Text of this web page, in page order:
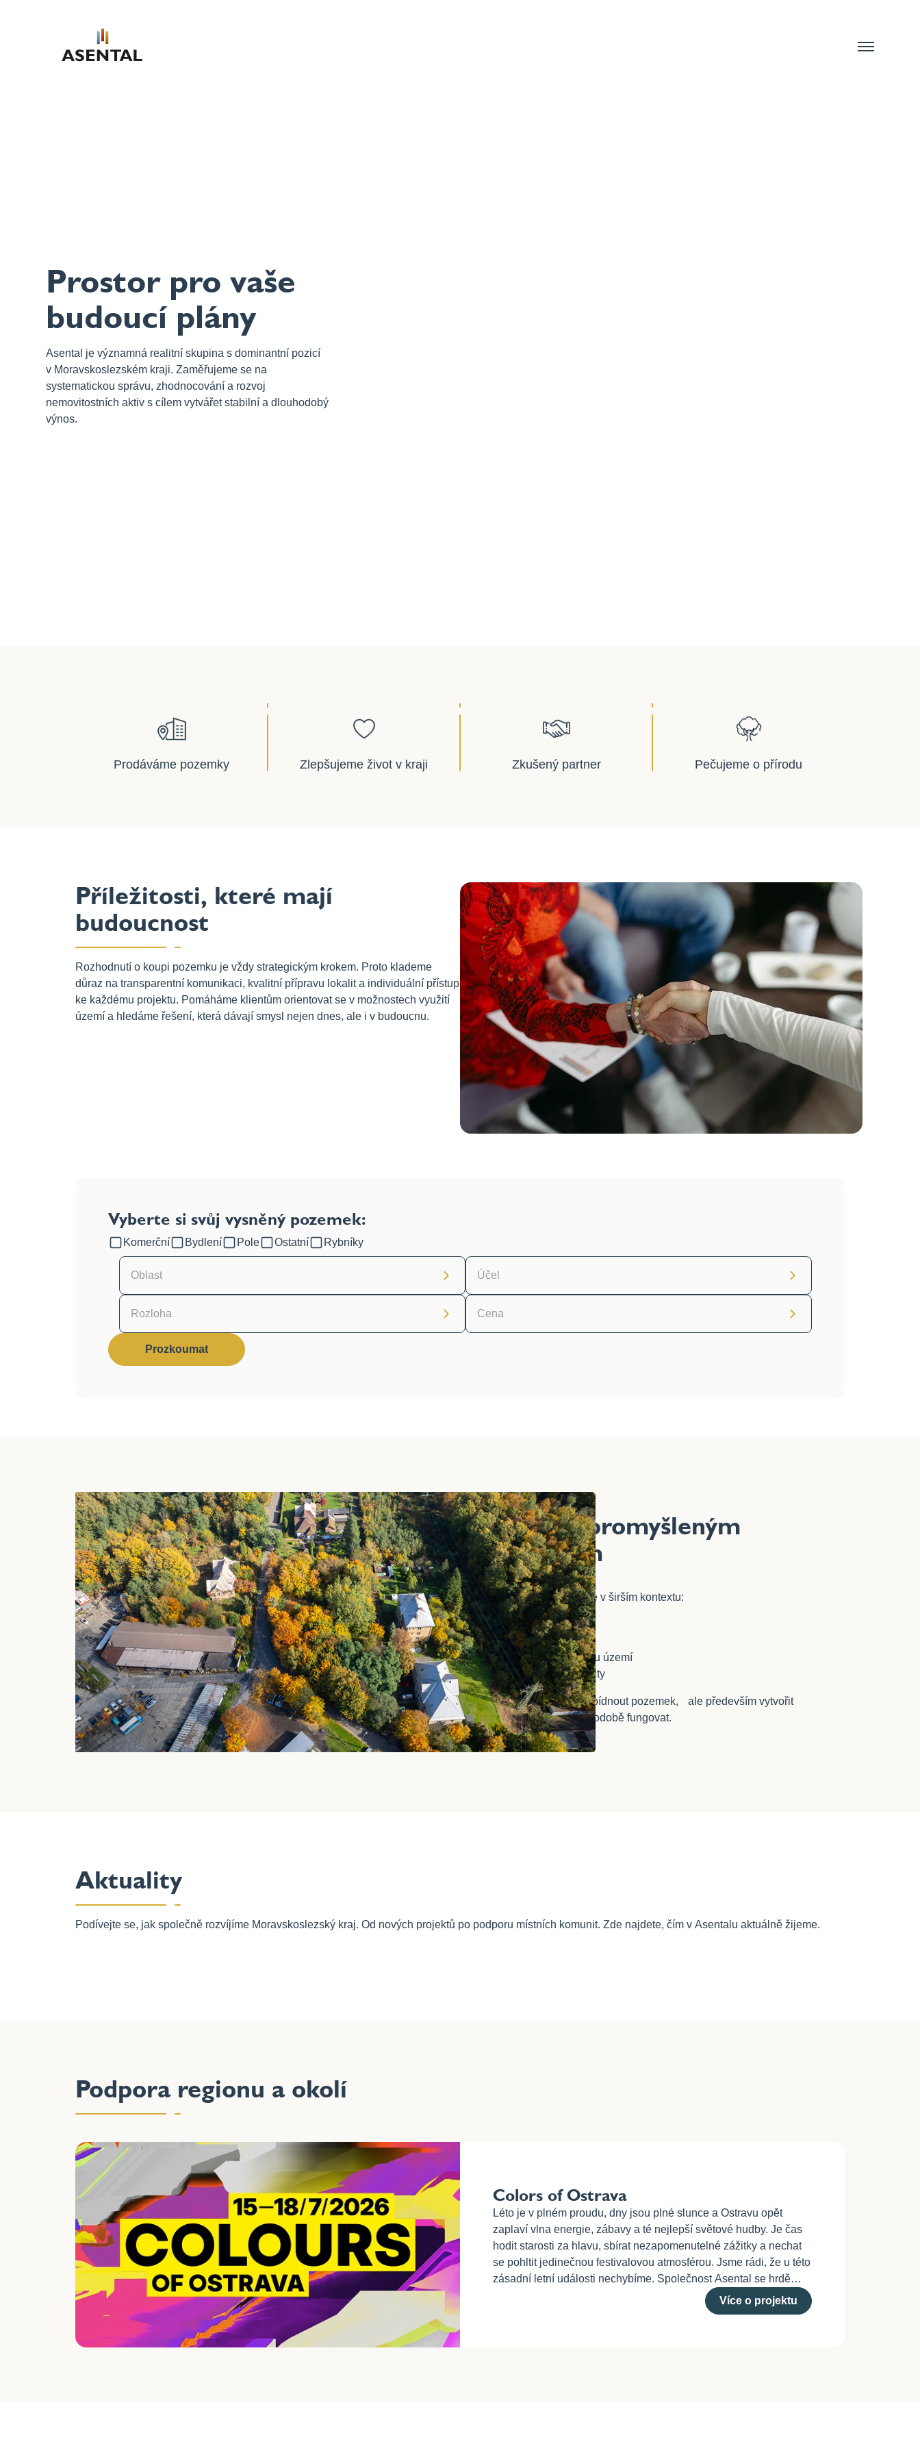
Vyhledávání
Prostor pro vaše
budoucí plány
Asental je významná realitní skupina s dominantní pozicí
v Moravskoslezském kraji. Zaměřujeme se na
systematickou správu, zhodnocování a rozvoj
nemovitostních aktiv s cílem vytvářet stabilní a dlouhodobý
výnos.
Prodáváme pozemky Zlepšujeme život v kraji Zkušený partner Pečujeme o přírodu
Příležitosti, které mají
budoucnost
Rozhodnutí o koupi pozemku je vždy strategickým krokem. Proto klademe
důraz na transparentní komunikaci, kvalitní přípravu lokalit a individuální přístup
ke každému projektu. Pomáháme klientům orientovat se v možnostech využití
území a hledáme řešení, která dávají smysl nejen dnes, ale i v budoucnu.
Vyberte si svůj vysněný pozemek:
Komerční Bydlení Pole Ostatní Rybníky
Oblast Účel
Rozloha Cena
Prozkoumat
Pozemky s promyšleným
potenciálem
Každou lokalitu posuzujeme v širším kontextu:
dopravní dostupnosti
infrastruktury
rozvojového potenciálu území
budoucí hodnoty lokality
Naším cílem není pouze nabídnout pozemek, ale především vytvořit
příležitost, která bude dlouhodobě fungovat.
Aktuality
Podívejte se, jak společně rozvíjíme Moravskoslezský kraj. Od nových projektů po podporu místních komunit. Zde najdete, čím v Asentalu aktuálně žijeme.
Podpora regionu a okolí
Colors of Ostrava
Léto je v plném proudu, dny jsou plné slunce a Ostravu opět
zaplaví vlna energie, zábavy a té nejlepší světové hudby. Je čas
hodit starosti za hlavu, sbírat nezapomenutelné zážitky a nechat
se pohltit jedinečnou festivalovou atmosférou. Jsme rádi, že u této
zásadní letní události nechybíme. Společnost Asental se hrdě
zařadila mezi partnery legendárního festivalu Colours of Ostrava.
Více o projektu